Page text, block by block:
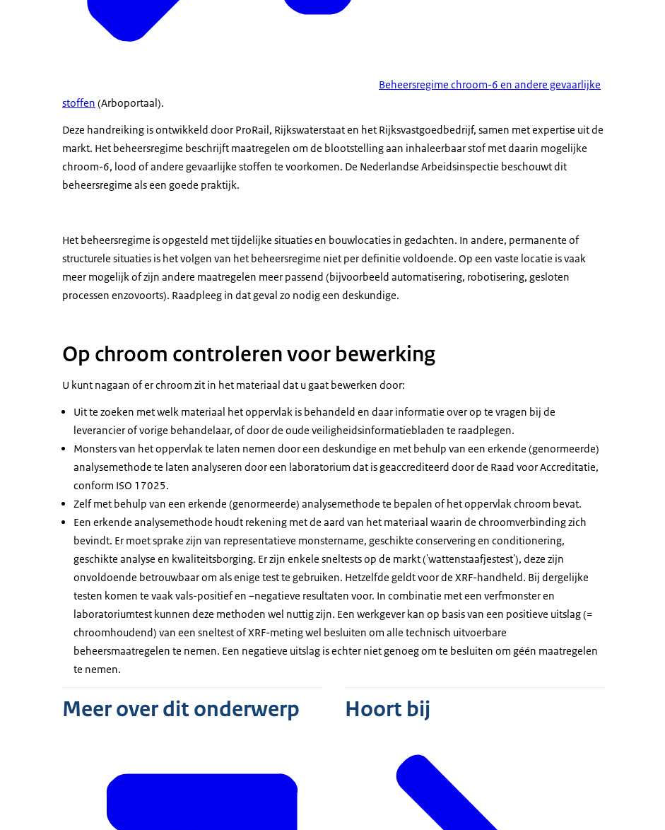
Beheersregime chroom-6 en andere gevaarlijke
stoffen (Arboportaal).
Deze handreiking is ontwikkeld door ProRail, Rijkswaterstaat en het Rijksvastgoedbedrijf, samen met expertise uit de
markt. Het beheersregime beschrijft maatregelen om de blootstelling aan inhaleerbaar stof met daarin mogelijke
chroom-6, lood of andere gevaarlijke stoffen te voorkomen. De Nederlandse Arbeidsinspectie beschouwt dit
beheersregime als een goede praktijk.
Het beheersregime is opgesteld met tijdelijke situaties en bouwlocaties in gedachten. In andere, permanente of
structurele situaties is het volgen van het beheersregime niet per definitie voldoende. Op een vaste locatie is vaak
meer mogelijk of zijn andere maatregelen meer passend (bijvoorbeeld automatisering, robotisering, gesloten
processen enzovoorts). Raadpleeg in dat geval zo nodig een deskundige.
Op chroom controleren voor bewerking
U kunt nagaan of er chroom zit in het materiaal dat u gaat bewerken door:
Uit te zoeken met welk materiaal het oppervlak is behandeld en daar informatie over op te vragen bij de
leverancier of vorige behandelaar, of door de oude veiligheidsinformatiebladen te raadplegen.
Monsters van het oppervlak te laten nemen door een deskundige en met behulp van een erkende (genormeerde)
analysemethode te laten analyseren door een laboratorium dat is geaccrediteerd door de Raad voor Accreditatie,
conform ISO 17025.
Zelf met behulp van een erkende (genormeerde) analysemethode te bepalen of het oppervlak chroom bevat.
Een erkende analysemethode houdt rekening met de aard van het materiaal waarin de chroomverbinding zich
bevindt. Er moet sprake zijn van representatieve monstername, geschikte conservering en conditionering,
geschikte analyse en kwaliteitsborging. Er zijn enkele sneltests op de markt ('wattenstaafjestest'), deze zijn
onvoldoende betrouwbaar om als enige test te gebruiken. Hetzelfde geldt voor de XRF-handheld. Bij dergelijke
testen komen te vaak vals-positief en –negatieve resultaten voor. In combinatie met een verfmonster en
laboratoriumtest kunnen deze methoden wel nuttig zijn. Een werkgever kan op basis van een positieve uitslag (=
chroomhoudend) van een sneltest of XRF-meting wel besluiten om alle technisch uitvoerbare
beheersmaatregelen te nemen. Een negatieve uitslag is echter niet genoeg om te besluiten om géén maatregelen
te nemen.
Meer over dit onderwerp Hoort bij